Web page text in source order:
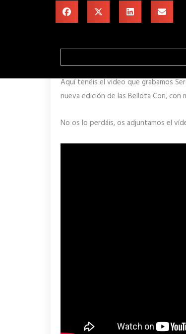
Aquí tenéis el video que grabamos
nueva edición de las Bellota Con, con
No os lo perdáis, os adjuntamos el